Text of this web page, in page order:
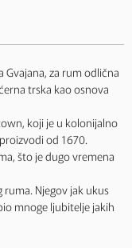
Gvajana, za rum odlična
trska kao osnova
koji je u kolonijalno
od 1670.
što je dugo vremena
ruma. Njegov jak ukus
mnoge ljubitelje jakih